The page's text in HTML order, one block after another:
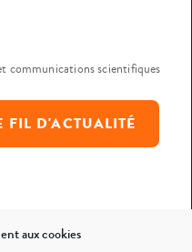
aux cookies
communications scientifiques
FIL D'ACTUALITÉ